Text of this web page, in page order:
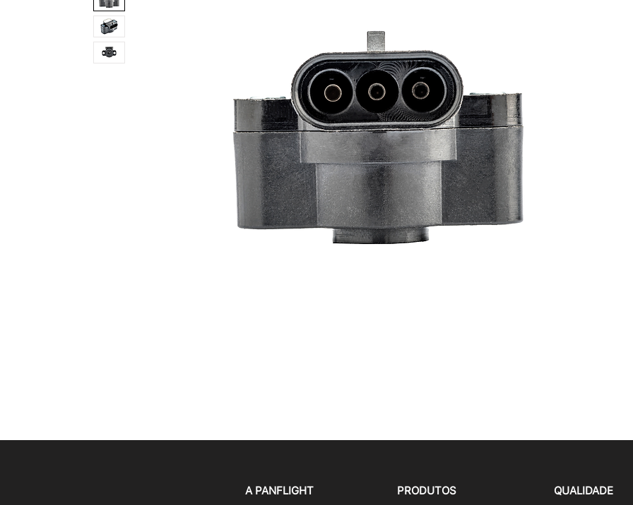
A PANFLIGHT PRODUTOS QUALIDADE